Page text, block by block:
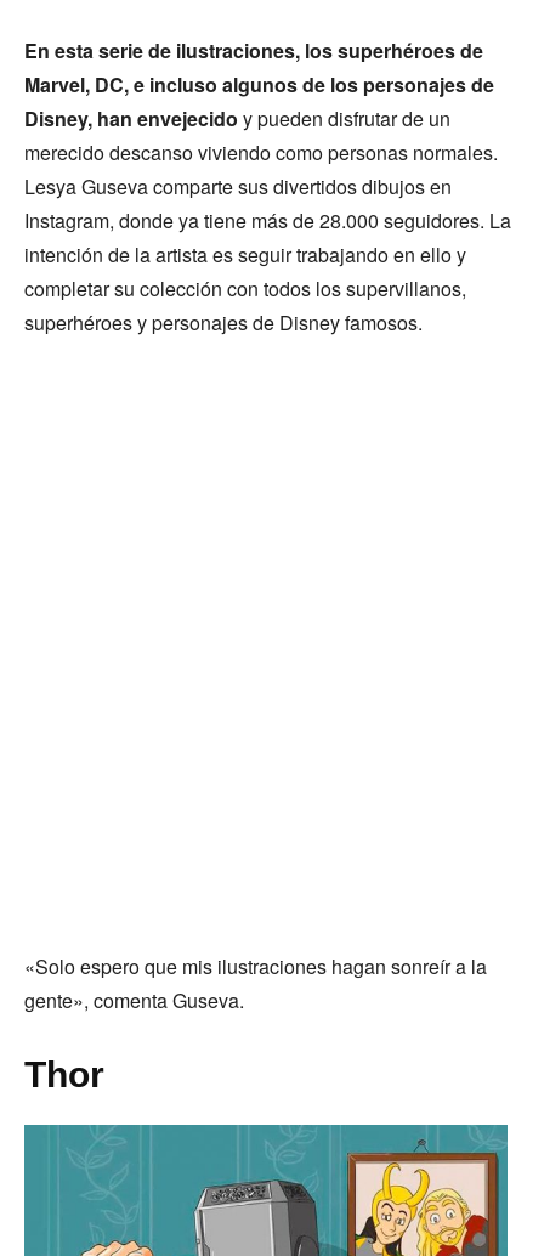
En esta serie de ilustraciones, los superhéroes de
Marvel, DC, e incluso algunos de los personajes de
Disney, han envejecido y pueden disfrutar de un
merecido descanso viviendo como personas normales.
Lesya Guseva comparte sus divertidos dibujos en
Instagram, donde ya tiene más de 28.000 seguidores. La
intención de la artista es seguir trabajando en ello y
completar su colección con todos los supervillanos,
superhéroes y personajes de Disney famosos.
«Solo espero que mis ilustraciones hagan sonreír a la
gente», comenta Guseva.
Thor